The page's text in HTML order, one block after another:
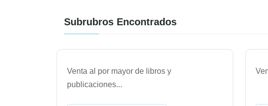
Subrubros Encontrados
Venta al por mayor de libros y
publicaciones...